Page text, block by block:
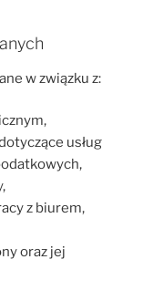
w związku z:
usług
z biurem,
oraz jej